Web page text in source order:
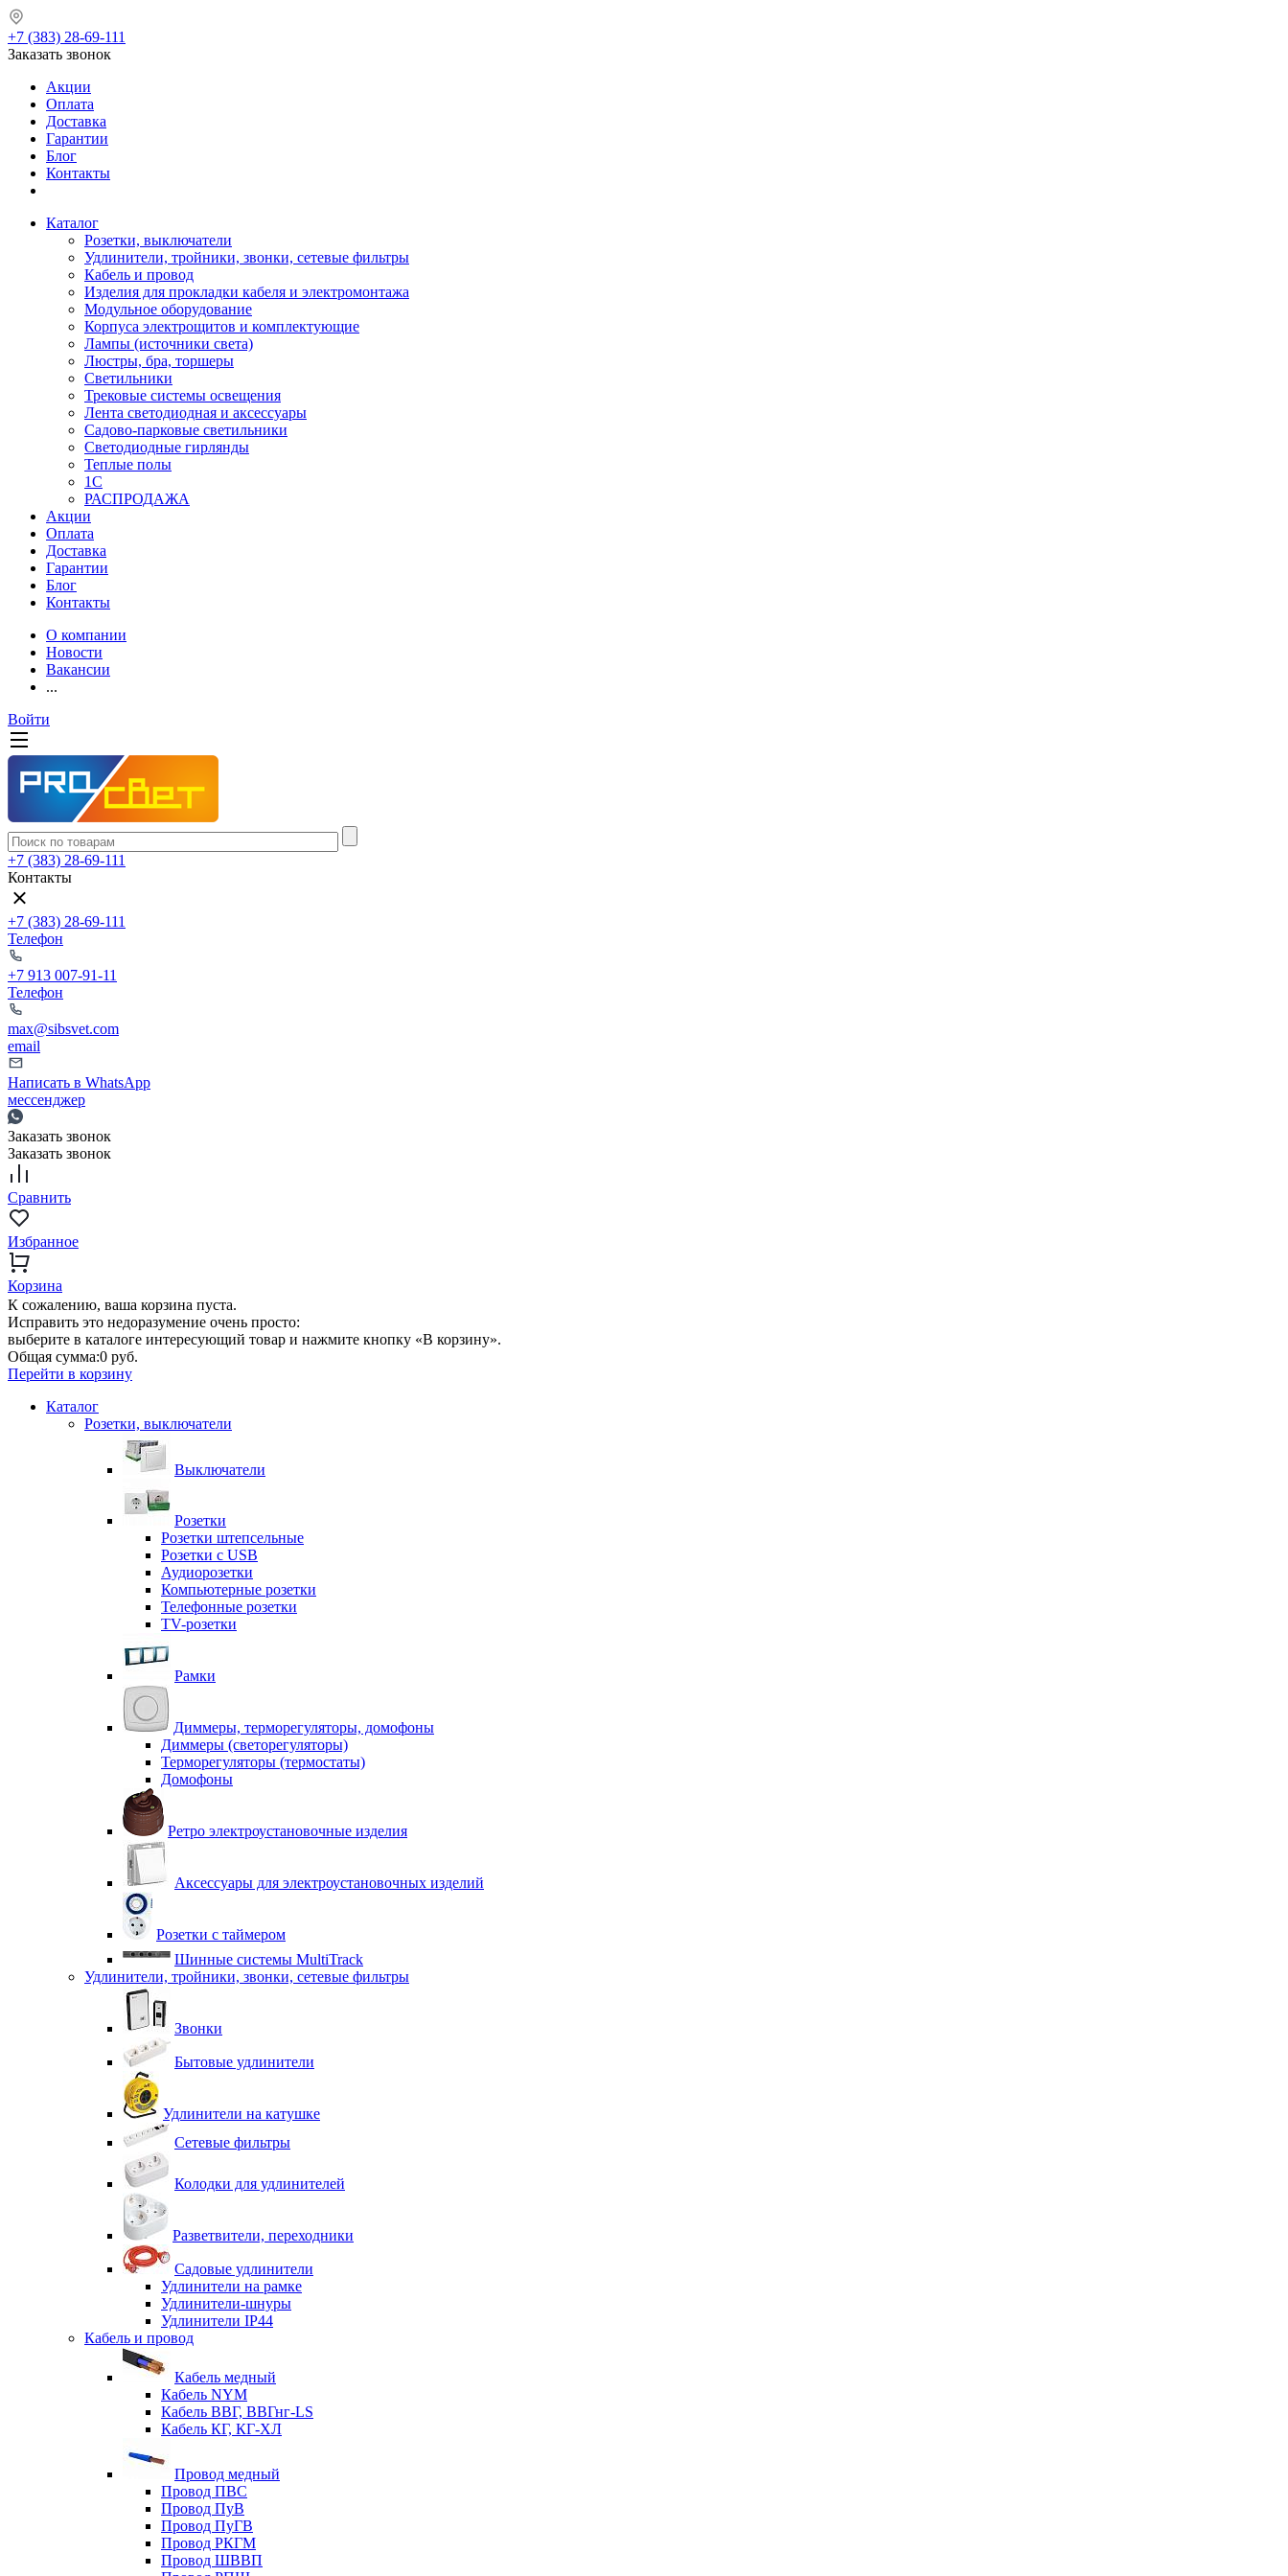
+7 (383) 28-69-111
Заказать звонок
Акции
Оплата
Доставка
Гарантии
Блог
Контакты
Каталог
Розетки, выключатели
Удлинители, тройники, звонки, сетевые фильтры
Кабель и провод
Изделия для прокладки кабеля и электромонтажа
Модульное оборудование
Корпуса электрощитов и комплектующие
Лампы (источники света)
Люстры, бра, торшеры
Светильники
Трековые системы освещения
Лента светодиодная и аксессуары
Садово-парковые светильники
Светодиодные гирлянды
Теплые полы
1С
РАСПРОДАЖА
Акции
Оплата
Доставка
Гарантии
Блог
Контакты
О компании
Новости
Вакансии
...
Войти
+7 (383) 28-69-111
Контакты
+7 (383) 28-69-111
Телефон
+7 913 007-91-11
Телефон
max@sibsvet.com
email
Написать в WhatsApp
мессенджер
Заказать звонок
Заказать звонок
Сравнить
Избранное
Корзина
К сожалению, ваша корзина пуста.
Исправить это недоразумение очень просто:
выберите в каталоге интересующий товар и нажмите кнопку «В корзину».
Общая сумма:0 руб.
Перейти в корзину
Каталог
Розетки, выключатели
Выключатели
Розетки
Розетки штепсельные
Розетки с USB
Аудиорозетки
Компьютерные розетки
Телефонные розетки
TV-розетки
Рамки
Диммеры, терморегуляторы, домофоны
Диммеры (светорегуляторы)
Терморегуляторы (термостаты)
Домофоны
Ретро электроустановочные изделия
Аксессуары для электроустановочных изделий
Розетки с таймером
Шинные системы MultiTrack
Удлинители, тройники, звонки, сетевые фильтры
Звонки
Бытовые удлинители
Удлинители на катушке
Сетевые фильтры
Колодки для удлинителей
Разветвители, переходники
Садовые удлинители
Удлинители на рамке
Удлинители-шнуры
Удлинители IP44
Кабель и провод
Кабель медный
Кабель NYM
Кабель ВВГ, ВВГнг-LS
Кабель КГ, КГ-ХЛ
Провод медный
Провод ПВС
Провод ПуВ
Провод ПуГВ
Провод РКГМ
Провод ШВВП